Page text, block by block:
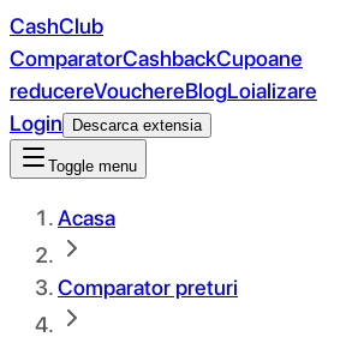
CashClub
ComparatorCashbackCupoane
reducereVouchereBlogLoializare
Login
Descarca extensia
Toggle menu
Acasa
Comparator preturi